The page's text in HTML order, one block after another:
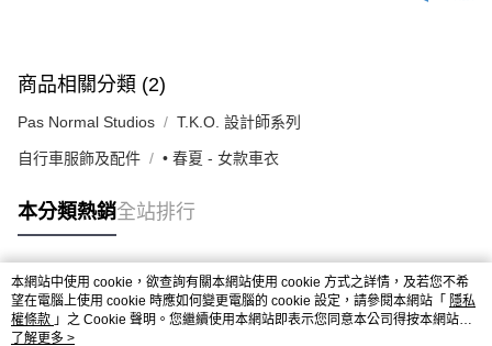
商品相關分類 (2)
Pas Normal Studios T.K.O. 設計師系列
自行車服飾及配件 • 春夏 - 女款車衣
本分類熱銷全站排行
熱門標籤
本網站中使用 cookie，欲查詢有關本網站使用 cookie 方式之詳情，及若您不希
望在電腦上使用 cookie 時應如何變更電腦的 cookie 設定，請參閱本網站「 隱私
權條款 」之 Cookie 聲明。您繼續使用本網站即表示您同意本公司得按本網站使
用條款之 Cookie 聲明使用 cookie。
了解更多 >